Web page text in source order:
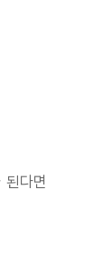
다면